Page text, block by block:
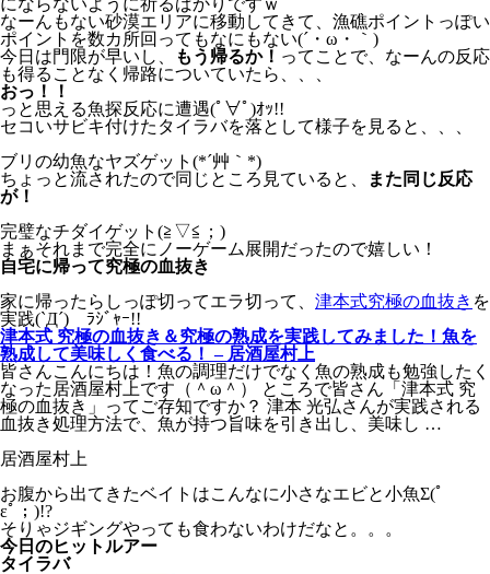
なーんもない砂漠エリアに移動してきて、漁礁ポイントっぽい
ポイントを数カ所回ってもなにもない(´・ω・｀)
今日は門限が早いし、
もう帰るか！ ってことで、なーんの反応
も得ることなく帰路についていたら、、、
おっ！！
っと思える魚探反応に遭遇(ﾟ∀ﾟ)ｵｯ!!
セコいサビキ付けたタイラバを落として様子を見ると、、、
ブリの幼魚なヤズゲット(*´艸｀*)
ちょっと流されたので同じところ見ていると、
また同じ反応
が！
完璧なチダイゲット(≧▽≦；)
まぁそれまで完全にノーゲーム展開だったので嬉しい！
自宅に帰って究極の血抜き
家に帰ったらしっぽ切ってエラ切って、 津本式究極の血抜き を
実践(`Д´)ゞﾗｼﾞｬｰ!!
津本式 究極の血抜き＆究極の熟成を実践してみました！魚を
熟成して美味しく食べる！ – 居酒屋村上
皆さんこんにちは！魚の調理だけでなく魚の熟成も勉強したく
なった居酒屋村上です（＾ω＾） ところで皆さん「津本式 究
極の血抜き」ってご存知ですか？ 津本 光弘さんが実践される
血抜き処理方法で、魚が持つ旨味を引き出し、美味し …
居酒屋村上
お腹から出てきたベイトはこんなに小さなエビと小魚Σ(ﾟ
εﾟ；)!?
そりゃジギングやっても食わないわけだなと。。。
今日のヒットルアー
タイラバ